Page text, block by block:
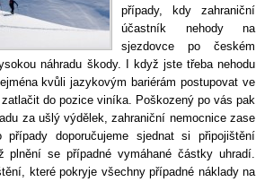
případy, kdy zahraniční
účastník nehody na
sjezdovce po českém
náhradu škody. I když jste třeba nehodu
kvůli jazykovým bariérám postupovat ve
do pozice viníka. Poškozený po vás pak
za ušlý výdělek, zahraniční nemocnice zase
doporučujeme sjednat si připojištění
plnění se případné vymáhané částky uhradí.
které pokryje všechny případné náklady na